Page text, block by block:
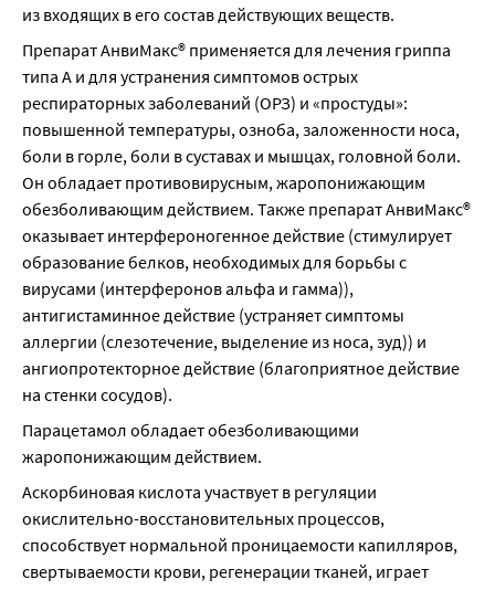
из входящих в его состав действующих веществ.
Препарат АнвиМакс® применяется для лечения гриппа
типа А и для устранения симптомов острых
респираторных заболеваний (ОРЗ) и «простуды»:
повышенной температуры, озноба, заложенности носа,
боли в горле, боли в суставах и мышцах, головной боли.
Он обладает противовирусным, жаропонижающим
обезболивающим действием. Также препарат АнвиМакс®
оказывает интерфероногенное действие (стимулирует
образование белков, необходимых для борьбы с
вирусами (интерферонов альфа и гамма)),
антигистаминное действие (устраняет симптомы
аллергии (слезотечение, выделение из носа, зуд)) и
ангиопротекторное действие (благоприятное действие
на стенки сосудов).
Парацетамол обладает обезболивающими
жаропонижающим действием.
Аскорбиновая кислота участвует в регуляции
окислительно-восстановительных процессов,
способствует нормальной проницаемости капилляров,
свертываемости крови, регенерации тканей, играет